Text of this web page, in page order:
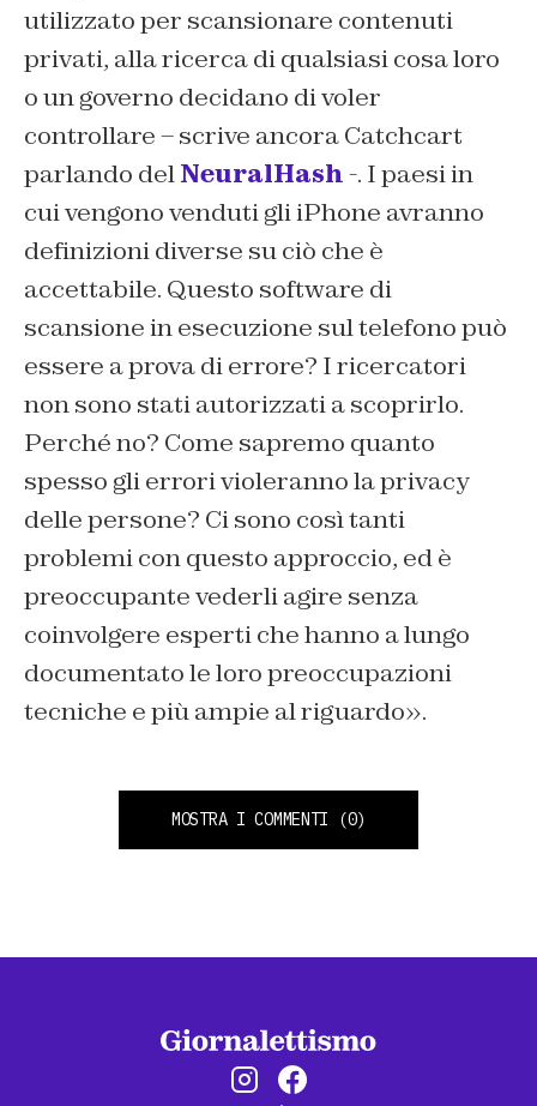
utilizzato per scansionare contenuti
privati, alla ricerca di qualsiasi cosa loro
o un governo decidano di voler
controllare – scrive ancora Catchcart
parlando delNeuralHash-. I paesi in
cui vengono venduti gli iPhone avranno
definizioni diverse su ciò che è
accettabile. Questo software di
scansione in esecuzione sul telefono può
essere a prova di errore? I ricercatori
non sono stati autorizzati a scoprirlo.
Perché no? Come sapremo quanto
spesso gli errori violeranno la privacy
delle persone? Ci sono così tanti
problemi con questo approccio, ed è
preoccupante vederli agire senza
coinvolgere esperti che hanno a lungo
documentato le loro preoccupazioni
tecniche e più ampie al riguardo».
MOSTRA I COMMENTI (0)